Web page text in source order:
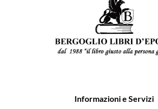
Informazioni e Servizi